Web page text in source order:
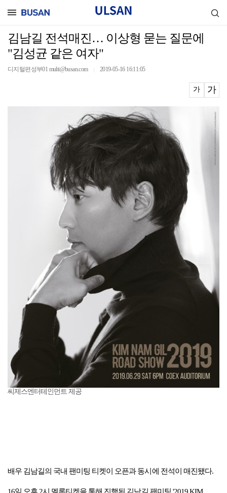
김남길 전석매진… 이상형 묻는 질문에
"김성균 같은 여자"
디지털편성부01 multi@busan.com 2019-05-16 16:11:05
가 가
씨제스엔터테인먼트 제공
배우 김남길의 국내 팬미팅 티켓이 오픈과 동시에 전석이 매진됐다.